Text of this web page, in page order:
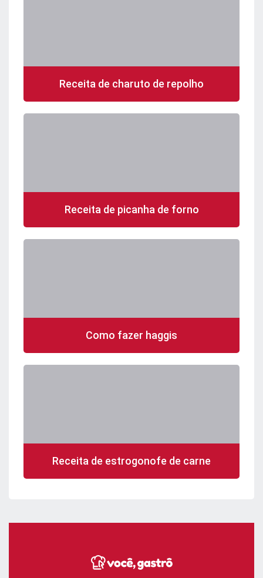
Receita de charuto de repolho
Receita de picanha de forno
Como fazer haggis
Receita de estrogonofe de carne